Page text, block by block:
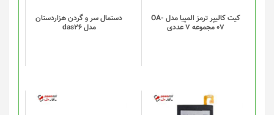
کیت کالیپر ترمز المپیا مدل OA-
07 مجموعه 7 عددی
دستمال سر و گردن هزاردستان
مدل das26
گزینه
ها
محصول